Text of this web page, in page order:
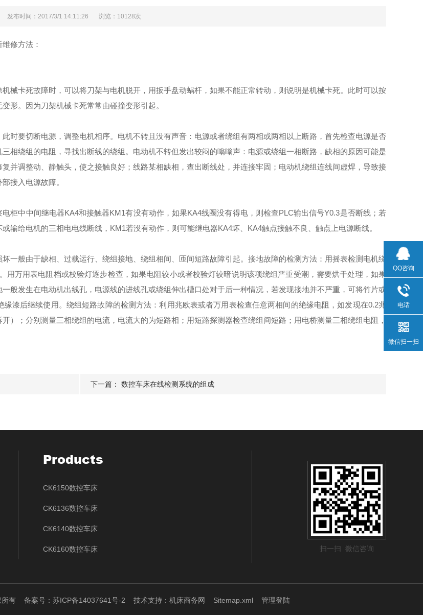
发布时间：2017/3/1 14:11:26 浏览：10128次
修方法：
卡死故障时，可以将刀架与电机脱开，用扳手盘动蜗杆，如果不能正常转动，则说明是机械卡死。此时可以按
形。因为刀架机械卡死常常由碰撞变形引起。
要切断电源，调整电机相序。电机不转且没有声音：电源或者绕组有两相或两相以上断路，首先检查电源是否
相绕组的电阻，寻找出断线的绕组。电动机不转但发出较闷的嗡嗡声：电源或绕组一相断路，缺相的原因可能是
并调整动、静触头，使之接触良好；线路某相缺相，查出断线处，并连接牢固；电动机绕组连线间虚焊，导致接
接入电源故障。
中中间继电器KA4和接触器KM1有没有动作，如果KA4线圈没有得电，则检查PLC输出信号Y0.3是否断线；若
输给电机的三相电电线断线，KM1若没有动作，则可能继电器KA4坏、KA4触点接触不良、触点上电源断线。
般由于缺相、过载运行、绕组接地、绕组相间、匝间短路故障引起。接地故障的检测方法：用摇表检测电机绕
万用表电阻档或校验灯逐步检查，如果电阻较小或者校验灯较暗说明该项绕组严重受潮，需要烘干处理，如果
般发生在电动机出线孔，电源线的进线孔或绕组伸出槽口处对于后一种情况，若发现接地并不严重，可将竹片或
漆后继续使用。绕组短路故障的检测方法：利用兆欧表或者万用表检查任意两相间的绝缘电阻，如发现在0.2兆
）；分别测量三相绕组的电流，电流大的为短路相；用短路探测器检查绕组间短路；用电桥测量三相绕组电阻，
下一篇： 数控车床在线检测系统的组成
Products
CK6150数控车床
CK6136数控车床
CK6140数控车床
CK6160数控车床 扫一扫 微信咨询
所有 备案号：苏ICP备14037641号-2 技术支持： 机床商务网 Sitemap.xml 管理登陆
QQ咨询
电话
微信扫一扫